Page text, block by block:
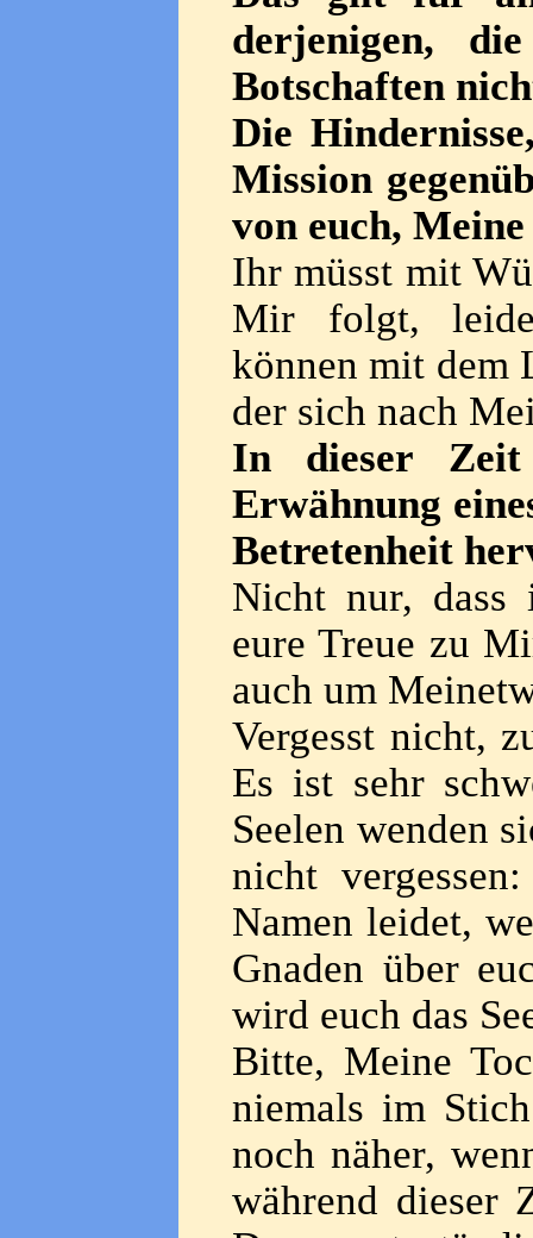
derjenigen,
Botschaften
Die
Mission
von euch,
Ihr müsst mit
Mir folgt,
können mit dem
der sich nach
In dieser
Erwähnung
Betretenheit
Nicht nur, dass
eure Treue zu
auch um
Vergesst nicht,
Es ist sehr
Seelen wenden
nicht
Namen leidet,
Gnaden über
wird euch das
Bitte, Meine
niemals im
noch näher,
während dieser